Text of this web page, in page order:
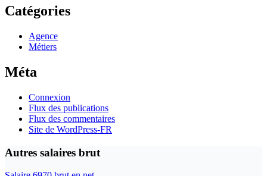
Catégories
Agence
Métiers
Méta
Connexion
Flux des publications
Flux des commentaires
Site de WordPress-FR
Autres salaires brut